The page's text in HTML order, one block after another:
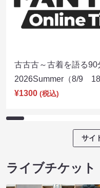
古古古～古着を語る90
2026Summer（8/9
¥1300 (税込)
サイ
ライブチケット